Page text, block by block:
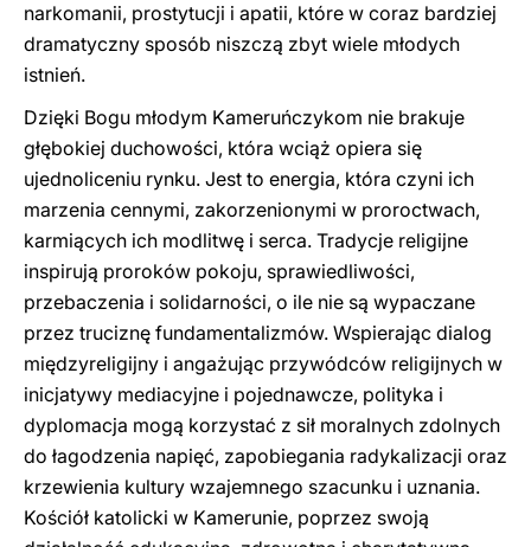
narkomanii, prostytucji i apatii, które w coraz bardziej
dramatyczny sposób niszczą zbyt wiele młodych
istnień.
Dzięki Bogu młodym Kameruńczykom nie brakuje
głębokiej duchowości, która wciąż opiera się
ujednoliceniu rynku. Jest to energia, która czyni ich
marzenia cennymi, zakorzenionymi w proroctwach,
karmiących ich modlitwę i serca. Tradycje religijne
inspirują proroków pokoju, sprawiedliwości,
przebaczenia i solidarności, o ile nie są wypaczane
przez truciznę fundamentalizmów. Wspierając dialog
międzyreligijny i angażując przywódców religijnych w
inicjatywy mediacyjne i pojednawcze, polityka i
dyplomacja mogą korzystać z sił moralnych zdolnych
do łagodzenia napięć, zapobiegania radykalizacji oraz
krzewienia kultury wzajemnego szacunku i uznania.
Kościół katolicki w Kamerunie, poprzez swoją